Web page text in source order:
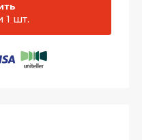
1 шт.